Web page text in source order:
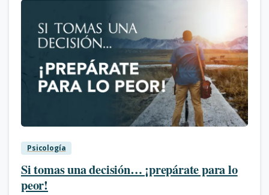
1
Psicología
Si tomas una decisión… ¡prepárate para lo
peor!